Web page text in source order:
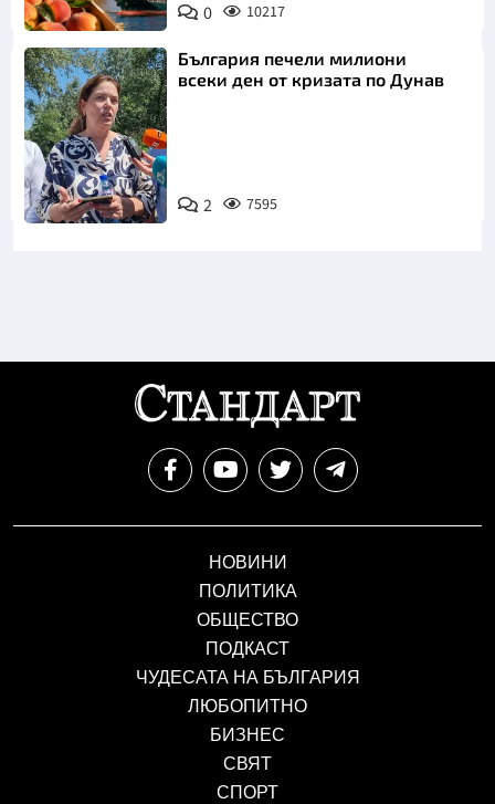
0 10217
Снимка: БТА
България печели милиони
всеки ден от кризата по Дунав
2 7595
НОВИНИ
ПОЛИТИКА
ОБЩЕСТВО
ПОДКАСТ
ЧУДЕСАТА НА БЪЛГАРИЯ
ЛЮБОПИТНО
БИЗНЕС
СВЯТ
СПОРТ